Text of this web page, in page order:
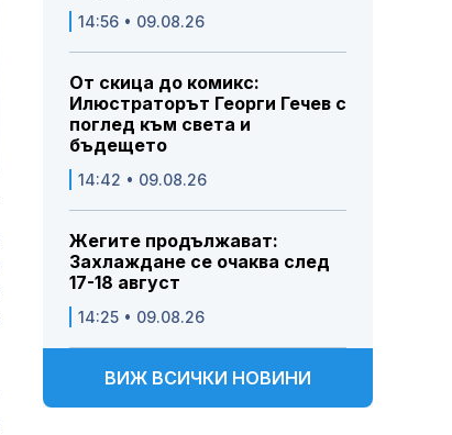
14:56 • 09.08.26
От скица до комикс:
Илюстраторът Георги Гечев с
поглед към света и
бъдещето
14:42 • 09.08.26
Жегите продължават:
Захлаждане се очаква след
17-18 август
14:25 • 09.08.26
ВИЖ ВСИЧКИ НОВИНИ